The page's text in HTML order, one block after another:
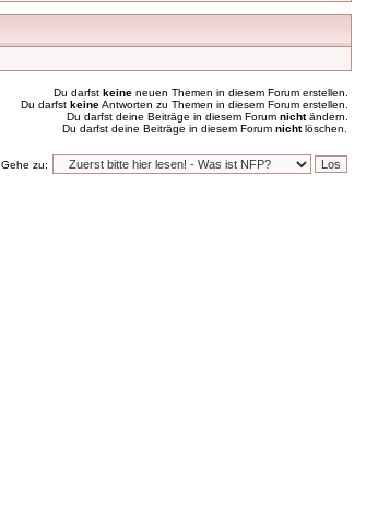
Du darfst keine neuen Themen in diesem Forum erstellen.
Du darfst keineAntworten zu Themen in diesem Forum erstellen.
Du darfst deine Beiträge in diesem Forum nichtändern.
Du darfst deine Beiträge in diesem Forum nichtlöschen.
Gehe zu: